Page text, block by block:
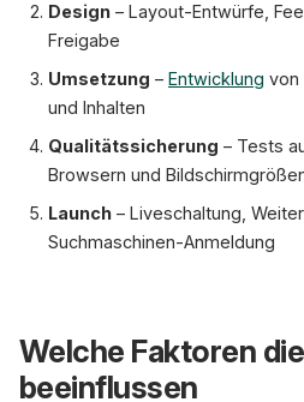
Design – Layout-Entwürfe,
Freigabe
Umsetzung – Entwicklung von
und Inhalten
Qualitätssicherung – Tests
Browsern und
Launch – Liveschaltung,
Suchmaschinen-Anmeldung
Welche Faktoren
beeinflussen